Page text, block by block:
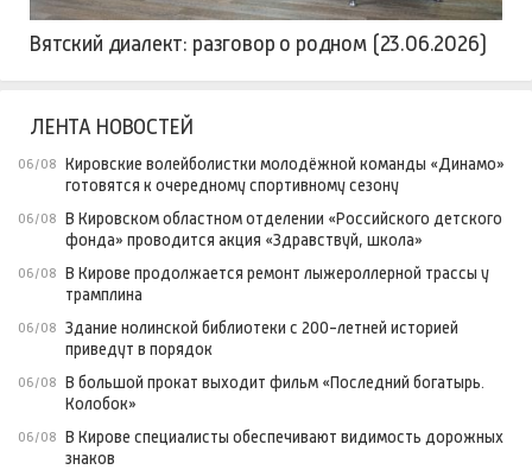
Вятский диалект: разговор о родном (23.06.2026)
ЛЕНТА НОВОСТЕЙ
06/08 Кировские волейболистки молодёжной команды «Динамо»
готовятся к очередному спортивному сезону
06/08 В Кировском областном отделении «Российского детского
фонда» проводится акция «Здравствуй, школа»
06/08 В Кирове продолжается ремонт лыжероллерной трассы у
трамплина
06/08 Здание нолинской библиотеки с 200-летней историей
приведут в порядок
06/08 В большой прокат выходит фильм «Последний богатырь.
Колобок»
06/08 В Кирове специалисты обеспечивают видимость дорожных
знаков